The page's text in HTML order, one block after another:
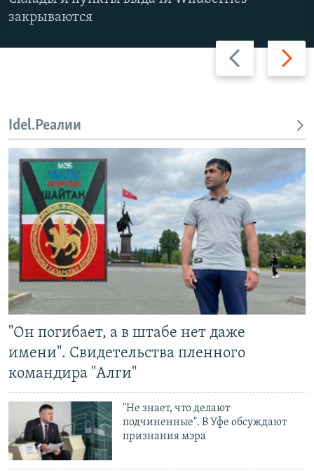
Назад Вперед
закрываются
Idel.Реалии
"Он погибает, а в штабе нет даже
имени". Свидетельства пленного
командира "Алги"
"Не знает, что делают
подчиненные". В Уфе обсуждают
признания мэра